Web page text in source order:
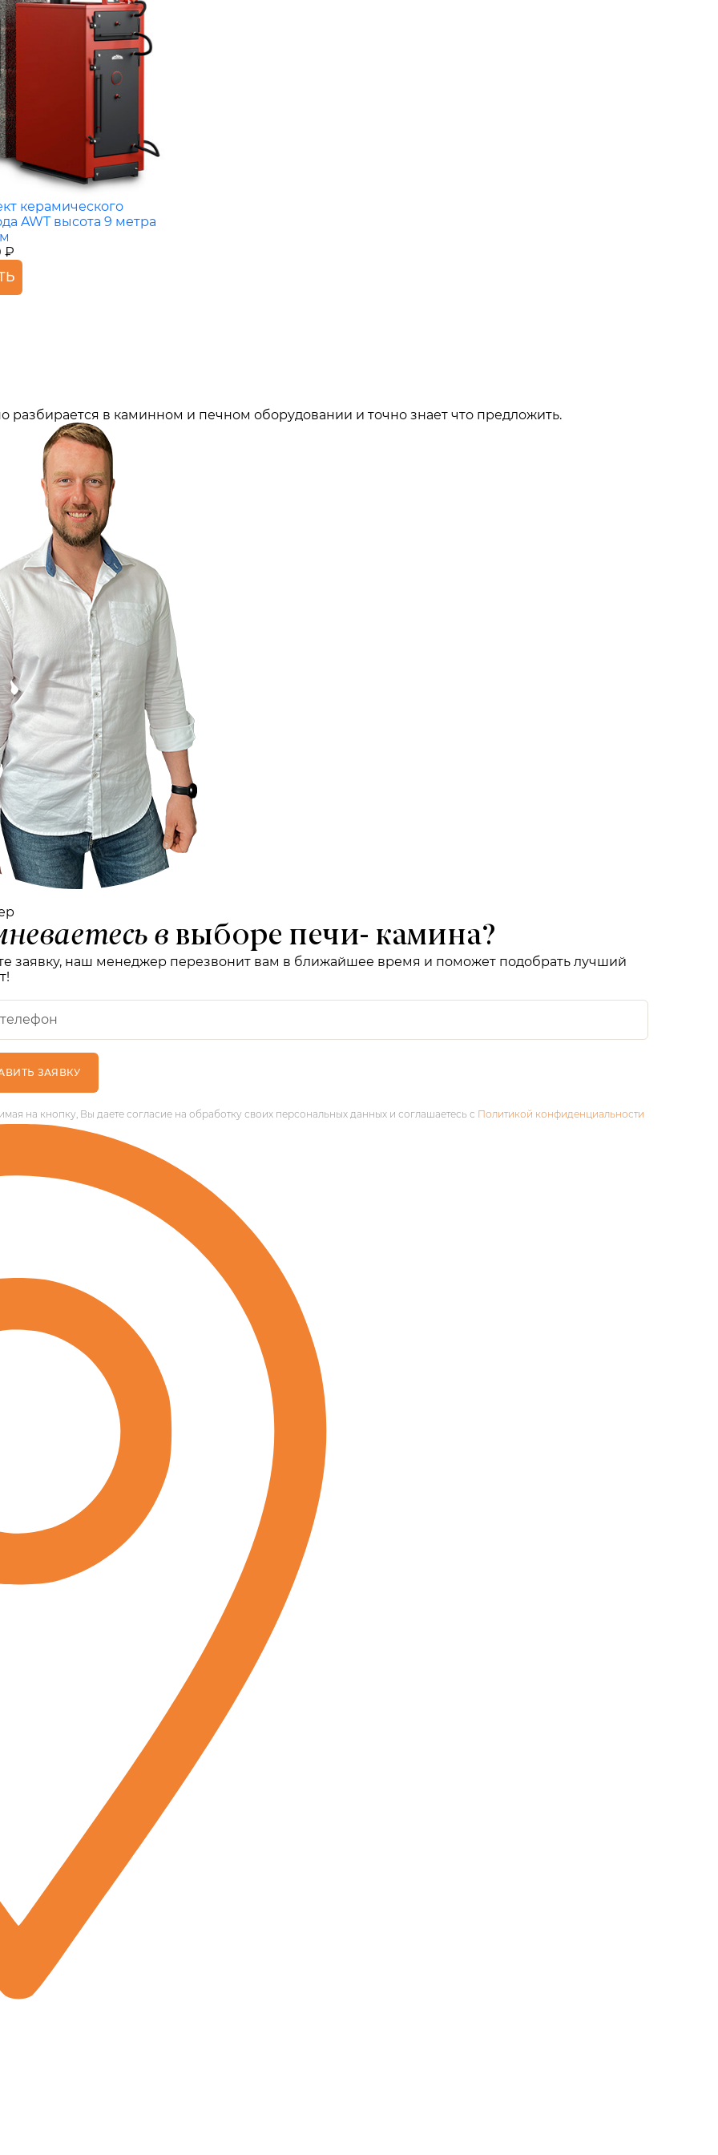
керамического
AWT высота 9 метра
₽
разбирается в каминном и печном оборудовании и точно знает что предложить.
в выборе печи- камина?
заявку, наш менеджер перезвонит вам в ближайшее время и поможет подобрать лучший
ОТПРАВИТЬ ЗАЯВКУ
на кнопку, Вы даете согласие на обработку своих персональных данных и соглашаетесь с Политикой конфиденциальности